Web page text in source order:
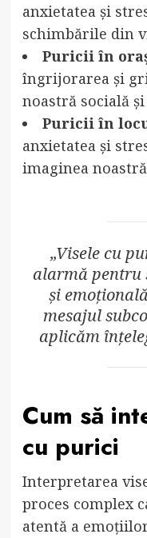
anxietatea și
schimbările din
Puricii în
îngrijorarea și
noastră socială
Puricii în
anxietatea și
imaginea
„Visele cu
alarmă pentru
și
mesajul
aplicăm
Cum să
cu purici
Interpretarea
proces complex
atentă a